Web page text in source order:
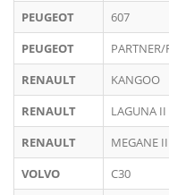
PEUGEOT
607
PEUGEOT
PARTNER/
RENAULT
KANGOO
RENAULT
LAGUNA II
RENAULT
MEGANE II
VOLVO
C30